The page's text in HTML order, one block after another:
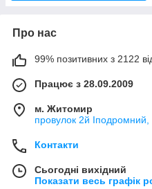
Про нас
99% позитивних з 2122
Працює з 28.09.2009
м. Житомир
провулок 2й
Контакти
Сьогодні вихідний
Показати весь графік